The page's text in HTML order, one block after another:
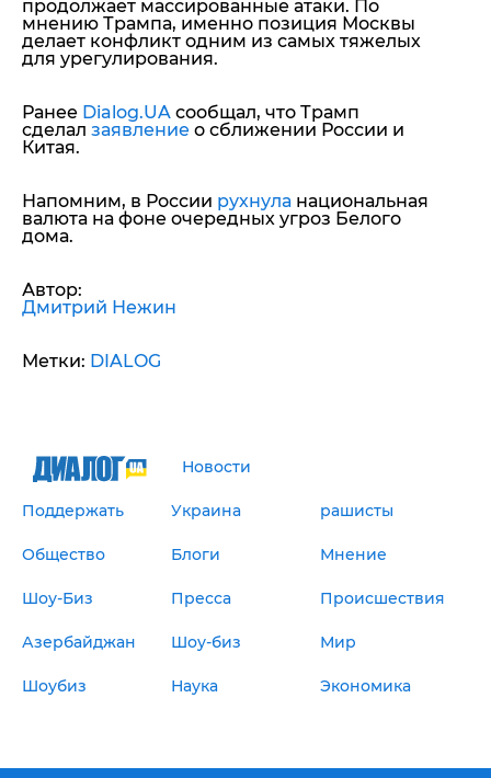
продолжает массированные атаки. По
мнению Трампа, именно позиция Москвы
делает конфликт одним из самых тяжелых
для урегулирования.
Ранее Dialog.UA сообщал, что Трамп
сделал заявление о сближении России и
Китая.
Напомним, в России рухнула национальная
валюта на фоне очередных угроз Белого
дома.
Автор:
Дмитрий Нежин
Метки: DIALOG
Новости
Поддержать Украина рашисты
Общество Блоги Мнение
Шоу-Биз Пресса Происшествия
Азербайджан Шоу-биз Мир
Шоубиз Наука Экономика